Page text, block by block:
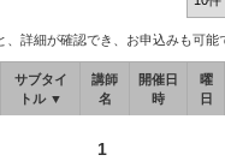
詳細が確認でき、お申込みも可能
サブタイ
トル ▼
講師
名
開催日
時
曜
日
1